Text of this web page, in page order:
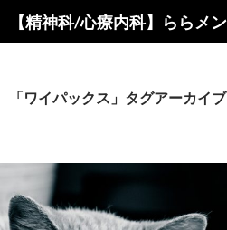
キ
プ
「ワイパックス」タグアーカイブ